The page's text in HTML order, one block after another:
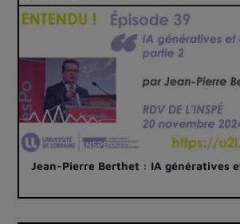
Jean-Pierre Berthet : IA génératives